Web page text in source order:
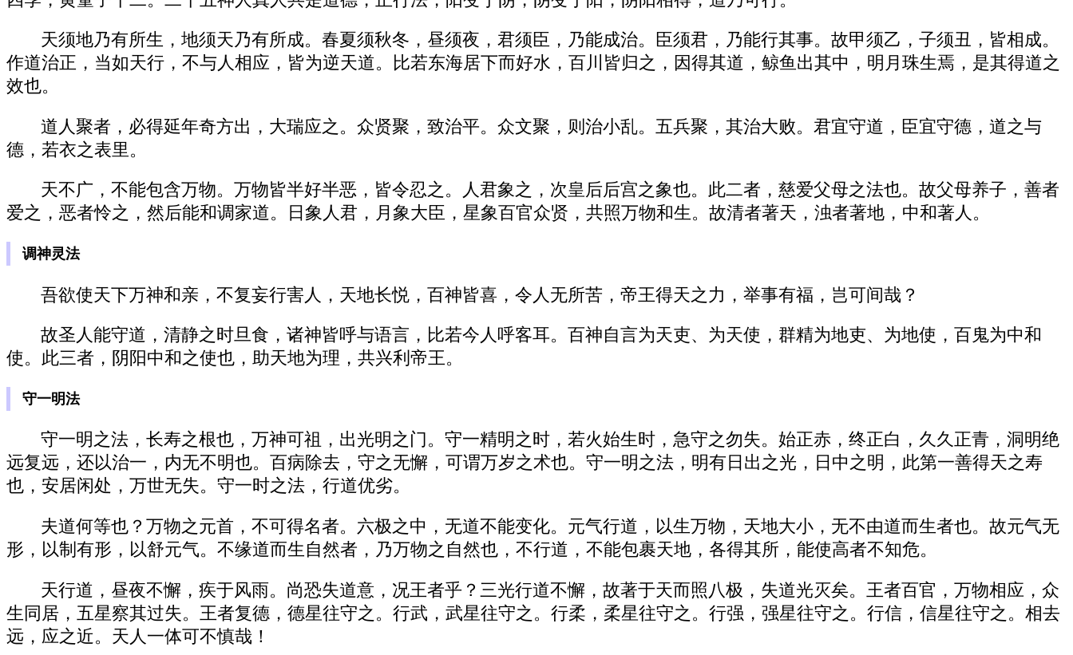
天须地乃有所生，地须天乃有所成。春夏须秋冬，昼须夜，君须臣，乃能成治。臣须君，乃能行其事。故甲须乙，子须丑，皆相成。
作道治正，当如天行，不与人相应，皆为逆天道。比若东海居下而好水，百川皆归之，因得其道，鲸鱼出其中，明月珠生焉，是其得道之
效也。
道人聚者，必得延年奇方出，大瑞应之。众贤聚，致治平。众文聚，则治小乱。五兵聚，其治大败。君宜守道，臣宜守德，道之与
德，若衣之表里。
天不广，不能包含万物。万物皆半好半恶，皆令忍之。人君象之，次皇后后宫之象也。此二者，慈爱父母之法也。故父母养子，善者
爱之，恶者怜之，然后能和调家道。日象人君，月象大臣，星象百官众贤，共照万物和生。故清者著天，浊者著地，中和著人。
调神灵法
吾欲使天下万神和亲，不复妄行害人，天地长悦，百神皆喜，令人无所苦，帝王得天之力，举事有福，岂可间哉？
故圣人能守道，清静之时旦食，诸神皆呼与语言，比若今人呼客耳。百神自言为天吏、为天使，群精为地吏、为地使，百鬼为中和
使。此三者，阴阳中和之使也，助天地为理，共兴利帝王。
守一明法
守一明之法，长寿之根也，万神可祖，出光明之门。守一精明之时，若火始生时，急守之勿失。始正赤，终正白，久久正青，洞明绝
远复远，还以治一，内无不明也。百病除去，守之无懈，可谓万岁之术也。守一明之法，明有日出之光，日中之明，此第一善得天之寿
也，安居闲处，万世无失。守一时之法，行道优劣。
夫道何等也？万物之元首，不可得名者。六极之中，无道不能变化。元气行道，以生万物，天地大小，无不由道而生者也。故元气无
形，以制有形，以舒元气。不缘道而生自然者，乃万物之自然也，不行道，不能包裹天地，各得其所，能使高者不知危。
天行道，昼夜不懈，疾于风雨。尚恐失道意，况王者乎？三光行道不懈，故著于天而照八极，失道光灭矣。王者百官，万物相应，众
生同居，五星察其过失。王者复德，德星往守之。行武，武星往守之。行柔，柔星往守之。行强，强星往守之。行信，信星往守之。相去
远，应之近。天人一体可不慎哉！